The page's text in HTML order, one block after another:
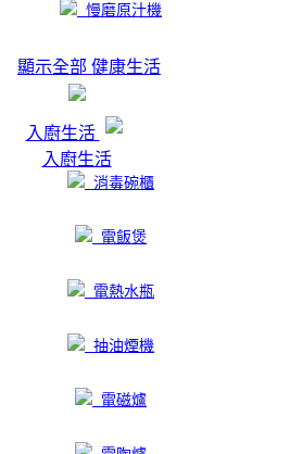
慢磨原汁機
顯示全部 健康生活
入廚生活
入廚生活
消毒碗櫃
電飯煲
電熱水瓶
抽油煙機
電磁爐